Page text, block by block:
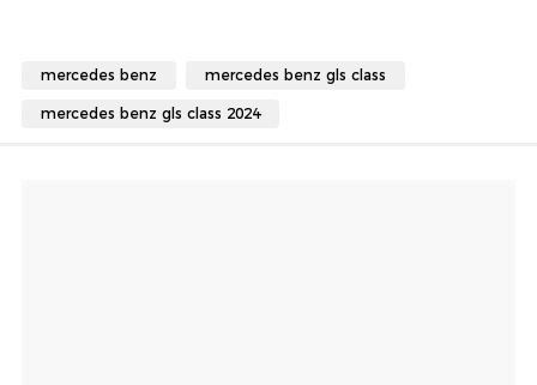
mercedes benz mercedes benz gls class
mercedes benz gls class 2024